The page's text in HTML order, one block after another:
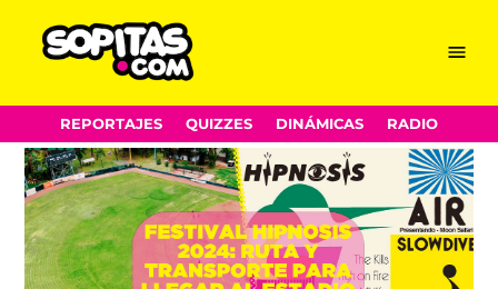
Skip
to
content
Menu
REPORTAJES QUIZZES DINÁMICAS RADIO